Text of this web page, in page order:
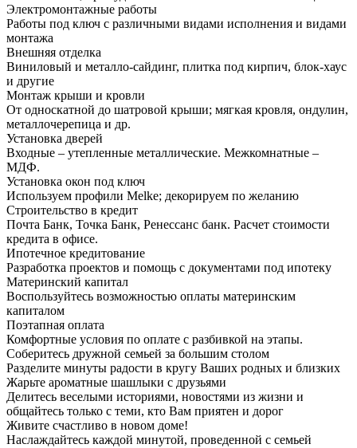
Электромонтажные работы
Работы под ключ с различными видами исполнения и видами
монтажа
Внешняя отделка
Виниловый и металло-сайдинг, плитка под кирпич, блок-хаус
и другие
Монтаж крыши и кровли
От односкатной до шатровой крыши; мягкая кровля, ондулин,
металлочерепица и др.
Установка дверей
Входные – утепленные металлические. Межкомнатные –
МДФ.
Установка окон под ключ
Используем профили Melke; декорируем по желанию
Строительство в кредит
Почта Банк, Точка Банк, Ренессанс банк. Расчет стоимости
кредита в офисе.
Ипотечное кредитование
Разработка проектов и помощь с документами под ипотеку
Материнский капитал
Воспользуйтесь возможностью оплаты материнским
капиталом
Поэтапная оплата
Комфортные условия по оплате с разбивкой на этапы.
Соберитесь дружной семьей за большим столом
Разделите минуты радости в кругу Ваших родных и близких
Жарьте ароматные шашлыки с друзьями
Делитесь веселыми историями, новостями из жизни и
общайтесь только с теми, кто Вам приятен и дорог
Живите счастливо в новом доме!
Наслаждайтесь каждой минутой, проведенной с семьей